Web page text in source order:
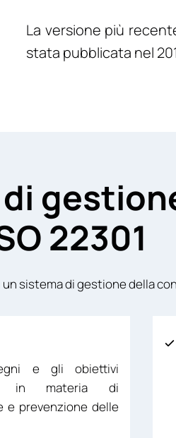
La versione più
stata pubblicata nel
22301
sistema di gestione della
e gli obiettivi
in materia di
e prevenzione delle